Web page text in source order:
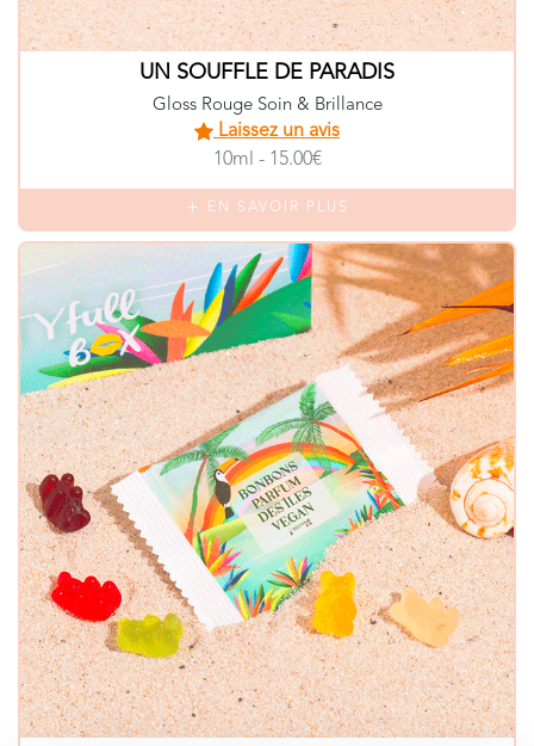
UN SOUFFLE DE PARADIS
Gloss Rouge Soin & Brillance
Laissez un avis
10ml - 15.00€
EN SAVOIR PLUS